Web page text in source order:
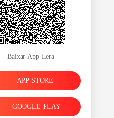
Baixar App Lera
APP STORE
GOOGLE PLAY